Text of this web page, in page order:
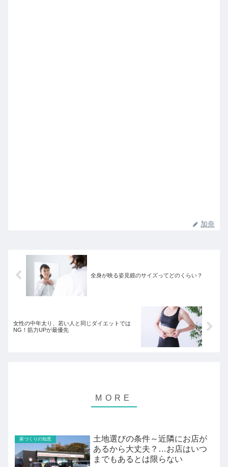
加奈
全身が映る姿見鏡のサイズってどのくらい？
女性の中年太り、若い人と同じダイエットでは
NG！筋力UPが最優先
家づくりの知恵
土地選びの条件～近隣にお店が
あるから大丈夫？…お店はいつ
までもあるとは限らない